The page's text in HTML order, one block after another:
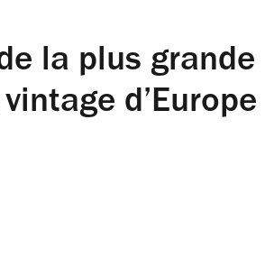
la plus grande
d’Europe